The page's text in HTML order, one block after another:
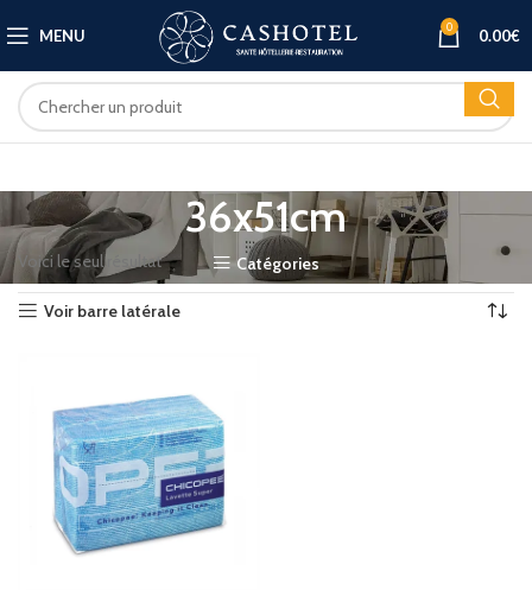
MENU 0 0.00€
36x51cm
Catégories
Voici le seul résultat
Voir barre latérale